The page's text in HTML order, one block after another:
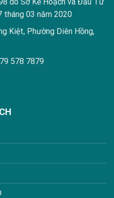
tháng 03 năm 2020
Kiệt, Phường Diên Hồng,
578 7879